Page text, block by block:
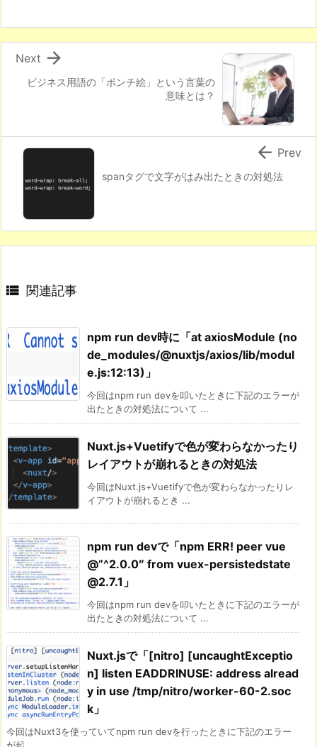
ビジネス用語の「ポンチ絵」という言葉の
意味とは？

Next
spanタグで文字がはみ出たときの対処法
 Prev
 関連記事
npm run dev時に「at axiosModule (no
de_modules/@nuxtjs/axios/lib/modul
e.js:12:13)」
今回はnpm run devを叩いたときに下記のエラーが
出たときの対処法について ...
Nuxt.js+Vuetifyで色が変わらなかったり
レイアウトが崩れるときの対処法
今回はNuxt.js+Vuetifyで色が変わらなかったりレ
イアウトが崩れるとき ...
npm run devで「npm ERR! peer vue
@”^2.0.0″ from vuex-persistedstate
@2.7.1」
今回はnpm run devを叩いたときに下記のエラーが
出たときの対処法について ...
Nuxt.jsで「[nitro] [uncaughtExceptio
n] listen EADDRINUSE: address alread
y in use /tmp/nitro/worker-60-2.soc
k」
今回はNuxt3を使っていてnpm run devを行ったときに下記のエラー